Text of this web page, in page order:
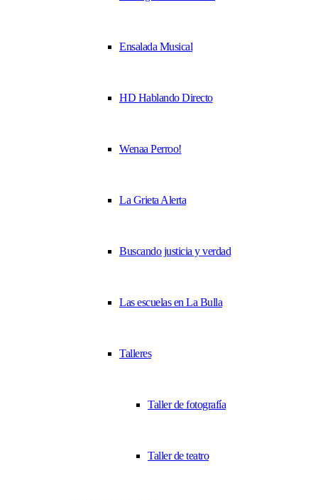
Ensalada Musical
HD Hablando Directo
Wenaa Perroo!
La Grieta Alerta
Buscando justicia y verdad
Las escuelas en La Bulla
Talleres
Taller de fotografía
Taller de teatro